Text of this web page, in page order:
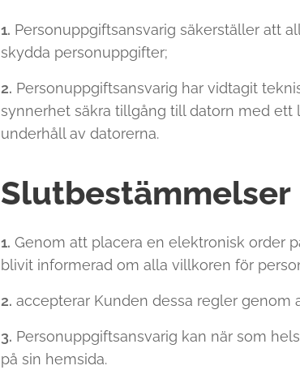
1. Personuppgiftsansvarig säkerställer att
skydda personuppgifter;
2. Personuppgiftsansvarig har vidtagit
synnerhet säkra tillgång till datorn med
underhåll av datorerna.
Slutbestämmelser
1. Genom att placera en elektronisk order
blivit informerad om alla villkoren för
2. accepterar Kunden dessa regler genom
3. Personuppgiftsansvarig kan när som
på sin hemsida.